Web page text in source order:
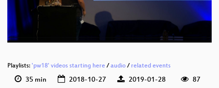
Playlists: 'pw18' videos starting here / audio / related events
35 min 2018-10-27 2019-01-28
87